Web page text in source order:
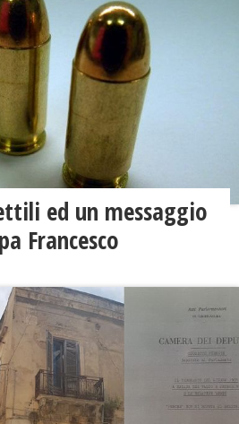
ed un messaggio
Francesco